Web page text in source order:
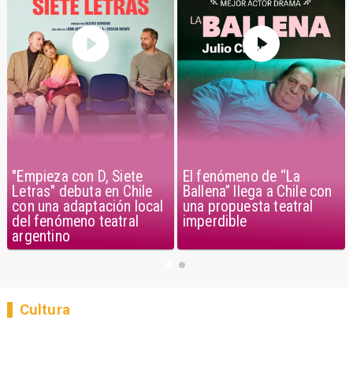
"Empieza con D, Siete
Letras" debuta en Chile
con una adaptación local
del fenómeno teatral
argentino
El fenómeno de “La
Ballena” llega a Chile con
una propuesta teatral
imperdible
Cultura